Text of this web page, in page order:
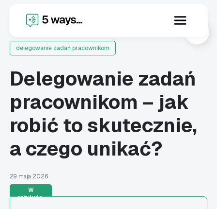
delegowanie zadań pracownikom
Delegowanie zadań
pracownikom – jak
robić to skutecznie,
a czego unikać?
29 maja 2026
W
artykule: